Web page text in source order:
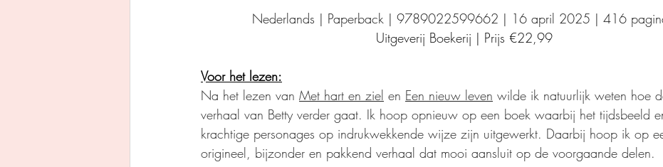
Nederlands | Paperback | 9789022599662 | 16 april 2025 | 416
Uitgeverij Boekerij | Prijs €22,99
Voor het lezen:
Na het lezen van Met hart en ziel en Een nieuw leven wilde ik natuurlijk weten hoe
verhaal van Betty verder gaat. Ik hoop opnieuw op een boek waarbij het tijdsbeeld
krachtige personages op indrukwekkende wijze zijn uitgewerkt. Daarbij hoop ik op
origineel, bijzonder en pakkend verhaal dat mooi aansluit op de voorgaande delen.